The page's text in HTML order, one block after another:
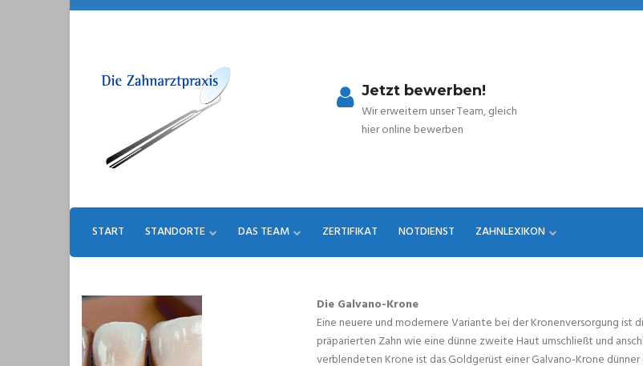
Skip
Jetzt bewerben!
Wir erweitern unser Team, gleich
hier online bewerben
START STANDORTE DAS TEAM ZERTIFIKAT NOTDIENST ZAHNLEXIKON
Die Galvano-Krone
Eine neuere und modernere Variante bei der Kronenversorgung ist
präparierten Zahn wie eine dünne zweite Haut umschließt und
verblendeten Krone ist das Goldgerüst einer Galvano-Krone